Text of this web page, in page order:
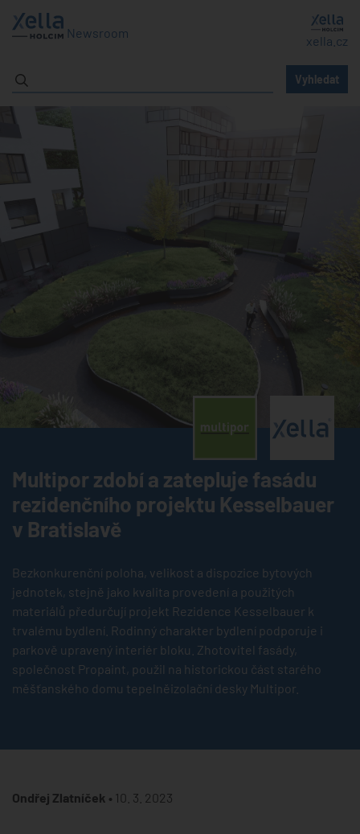
Newsroom
xella.cz
Multipor zdobí a zatepluje fasádu
rezidenčního projektu Kesselbauer
v Bratislavě
Bezkonkurenční poloha, velikost a dispozice bytových
jednotek, stejně jako kvalita provedení a použitých
materiálů předurčují projekt Rezidence Kesselbauer k
trvalému bydlení. Rodinný charakter bydlení podporuje i
parkově upravený interiér bloku. Zhotovitel fasády,
společnost Propaint, použil na historickou část starého
měšťanského domu tepelněizolační desky Multipor.
Ondřej Zlatníček • 10. 3. 2023